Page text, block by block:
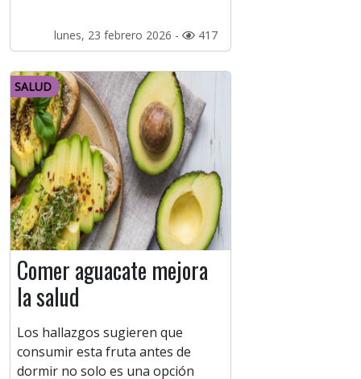
lunes, 23 febrero 2026 - 417
SALUD
Comer aguacate mejora
la salud
Los hallazgos sugieren que
consumir esta fruta antes de
dormir no solo es una opción